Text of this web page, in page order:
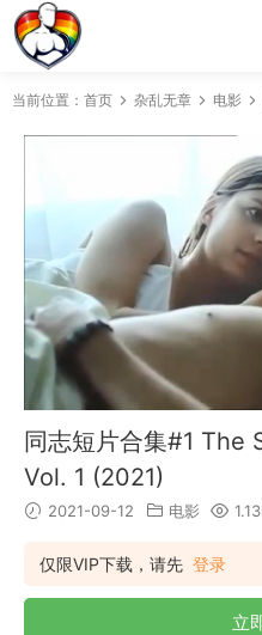
当前位置： 首页 杂乱无章 电影
同志短片合集#1
Vol. 1 (2021)
2021-09-12 电影
仅限VIP下载，请先 登录
立